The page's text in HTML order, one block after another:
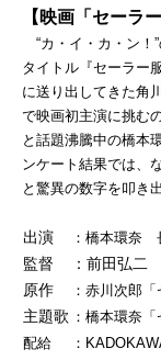
【映画「セーラ
“カ・イ・カ・ン！
タイトル『セーラー
に送り出してきた角
で映画初主演に挑む
と話題沸騰中の橋本
ンケート結果では、
と驚異の数字を叩き
出演 ：橋本環奈
監督
：前田弘二
原作
：赤川次郎
主題歌 ：橋本環奈
配給
：